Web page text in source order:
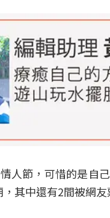
人節，可惜的是自
其中還有2間被網